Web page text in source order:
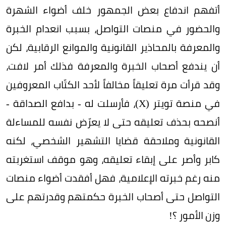
أتفهم اندفاع بعض الجمهور خلف أضواء الشهرة
والحضور في منصات التواصل، بسبب انعدام الخبرة
والمعرفة بالمحاذير القانونية والموانع الرقابية، لكن
أن يندفع أصحاب الخبرة والمعرفة فذلك أمر لافت،
وقد قرأت مرة تعليقاً مخالفاً لأحد الكتّاب المعروفين
في منصة تويتر (X)، فأرسلت له - بدافع الصداقة -
أنصحه بحذف تعليقه حتى لا يعرّض نفسه للمساءلة
القانونية وملاحقة قضايا التشهير الشخصي، لكنه
كابر وأصر على إبقاء تعليقه، وهو موقف استغربته
منه رغم خبرته الإعلامية، فهل أفقدت أضواء منصات
التواصل حتى أصحاب الخبرة حكمتهم وقدرتهم على
وزن الأمور ؟!